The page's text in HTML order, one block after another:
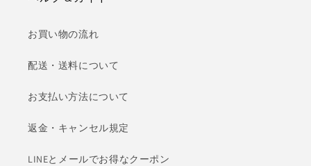
お買い物の流れ
配送・送料について
お支払い方法について
返金・キャンセル規定
LINEとメールでお得なクーポン